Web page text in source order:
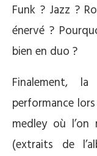
Funk ? Jazz ?
énervé ?
bien en duo ?
Finalement,
performance
medley où l’on
(extraits de